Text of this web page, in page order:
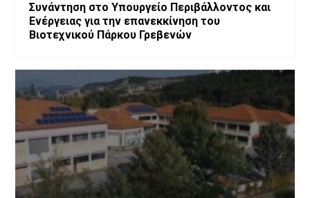
Συνάντηση στο Υπουργείο Περιβάλλοντος και
Ενέργειας για την επανεκκίνηση του
Βιοτεχνικού Πάρκου Γρεβενών